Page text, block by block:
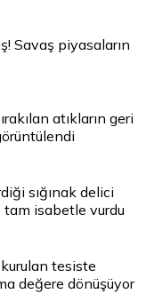
Savaş piyasaların
atıkların geri
sığınak delici
isabetle vurdu
tesiste
değere dönüşüyor